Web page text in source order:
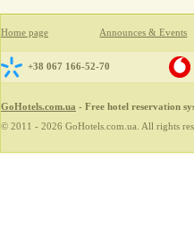
Home page Announces & Events
+38 067 166-52-70
GoHotels.com.ua - Free hotel reservation
© 2011 - 2026 GoHotels.com.ua. All rights